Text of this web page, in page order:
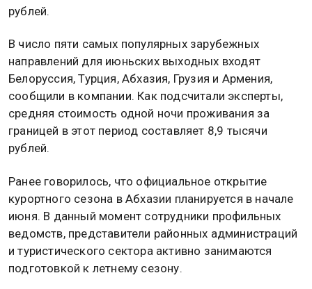
Владикавказ — 4,9 тыс. рублей и Пятигорск — 5 тыс.
В число пяти самых популярных зарубежных
направлений для июньских выходных входят
Белоруссия, Турция, Абхазия, Грузия и Армения,
сообщили в компании. Как подсчитали эксперты,
средняя стоимость одной ночи проживания за
границей в этот период составляет 8,9 тысячи
Ранее говорилось, что официальное открытие
курортного сезона в Абхазии планируется в начале
июня. В данный момент сотрудники профильных
ведомств, представители районных администраций
и туристического сектора активно занимаются